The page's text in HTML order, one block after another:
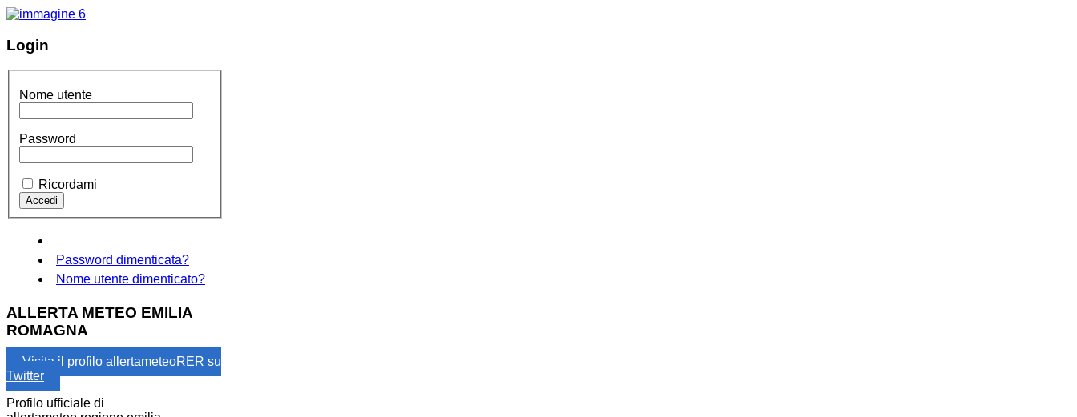
Login
Nome utente
Password
Ricordami
Password dimenticata?
Nome utente dimenticato?
ALLERTA METEO EMILIA
ROMAGNA
Visita il profilo allertameteoRER su
Twitter
Profilo ufficiale di